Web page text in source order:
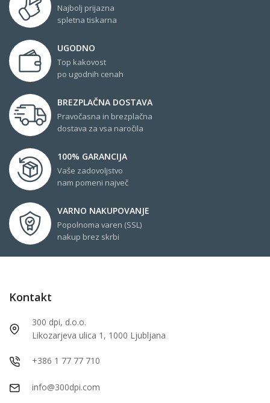
Najbolj prijazna
spletna tiskarna
UGODNO
Top kakovost
po ugodnih cenah
BREZPLAČNA DOSTAVA
Pravočasna in brezplačna
dostava za vsa naročila
100% GARANCIJA
Vaše zadovoljstvo
nam pomeni največ
VARNO NAKUPOVANJE
Popolnoma varen (SSL)
nakup brez skrbi
Kontakt
300 dpi, d.o.o.
Likozarjeva ulica 1, 1000 Ljubljana
+386 1 77 77 710
info@300dpi.com